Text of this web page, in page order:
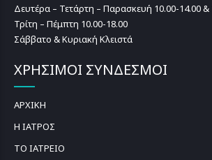
Δευτέρα – Τετάρτη – Παρασκευή 10.00-14.00 &
Τρίτη – Πέμπτη 10.00-18.00
Σάββατο & Κυριακή Κλειστά
ΧΡΗΣΙΜΟΙ ΣΥΝΔΕΣΜΟΙ
ΑΡΧΙΚΗ
Η ΙΑΤΡΟΣ
ΤΟ ΙΑΤΡΕΙΟ